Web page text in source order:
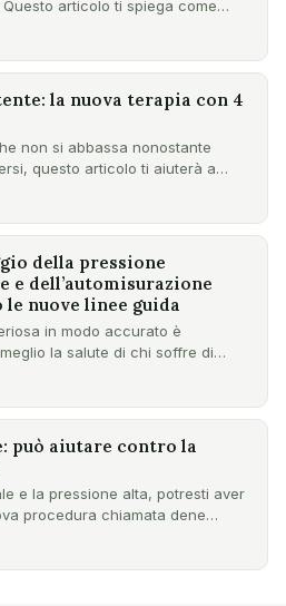
articolo ti spiega come
la nuova terapia con 4
non si abbassa nonostante
questo articolo ti aiuterà a
della pressione
e dell’automisurazione
nuove linee guida
in modo accurato è
la salute di chi soffre di
può aiutare contro la
e la pressione alta, potresti aver
procedura chiamata dene…